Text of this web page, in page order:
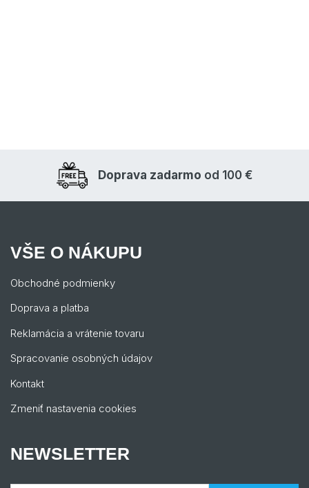
Doprava zadarmo od 100 €
VŠE O NÁKUPU
Obchodné podmienky
Doprava a platba
Reklamácia a vrátenie tovaru
Spracovanie osobných údajov
Kontakt
Zmeniť nastavenia cookies
NEWSLETTER